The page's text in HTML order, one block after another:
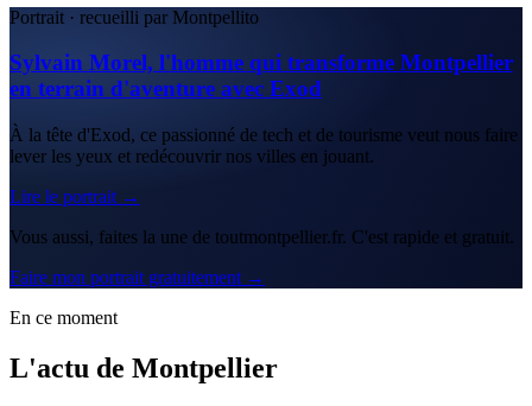
Portrait · recueilli par Montpellito
Sylvain Morel, l'homme qui transforme Montpellier
en terrain d'aventure avec Exod
À la tête d'Exod, ce passionné de tech et de tourisme veut nous faire
lever les yeux et redécouvrir nos villes en jouant.
Lire le portrait →
Vous aussi, faites la une de toutmontpellier.fr. C'est rapide et gratuit.
Faire mon portrait gratuitement →
En ce moment
L'actu de Montpellier